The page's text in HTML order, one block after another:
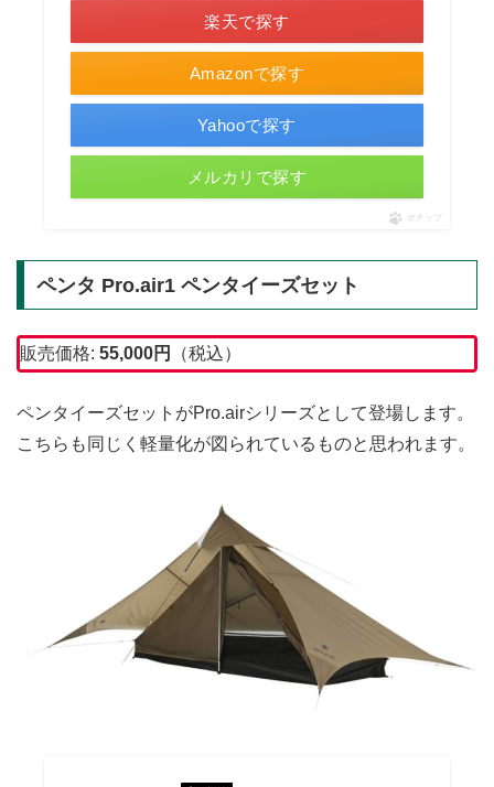
Amazonで探す
楽天で探す
Yahooで探す
メルカリで探す
ポチップ
ペンタ Pro.air1 ペンタイーズセット
販売価格: 55,000円 （税込）
ペンタイーズセットがPro.airシリーズとして登場します。
こちらも同じく軽量化が図られているものと思われます。